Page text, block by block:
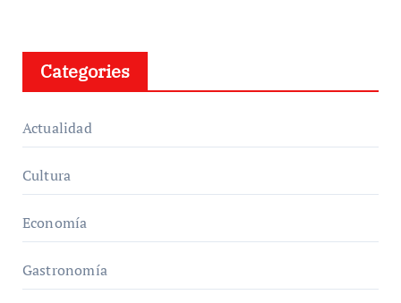
Categories
Actualidad
Cultura
Economía
Gastronomía